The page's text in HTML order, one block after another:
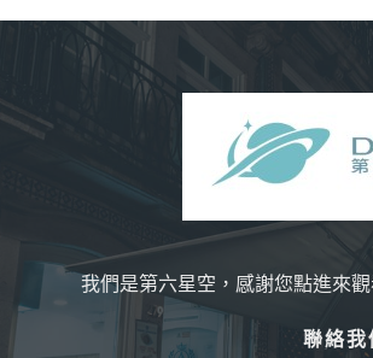
我們是第六星空，感謝您點進來
聯絡我